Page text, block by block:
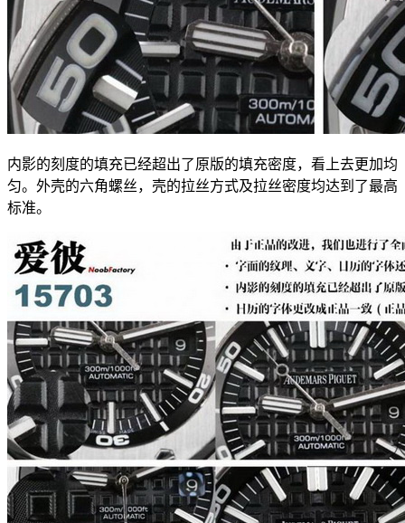
内影的刻度的填充已经超出了原版的填充密度，看上去更加均
匀。外壳的六角螺丝，壳的拉丝方式及拉丝密度均达到了最高
标准。